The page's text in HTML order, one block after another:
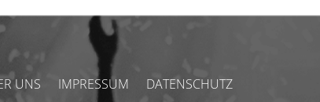
UNS IMPRESSUM DATENSCHUTZ